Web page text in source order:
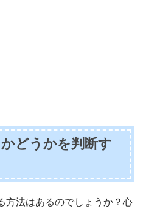
どうかを判断す
方法はあるのでしょうか？心